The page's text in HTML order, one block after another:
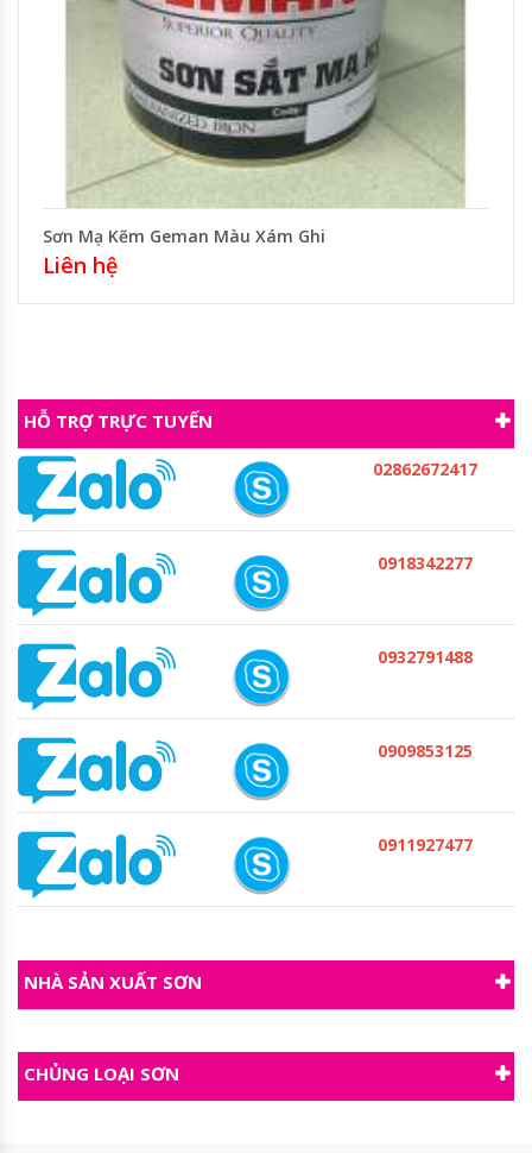
Sơn Mạ Kẽm Geman Màu Xám Ghi
Liên hệ
HỖ TRỢ TRỰC TUYẾN
02862672417
0918342277
0932791488
0909853125
0911927477
NHÀ SẢN XUẤT SƠN
CHỦNG LOẠI SƠN